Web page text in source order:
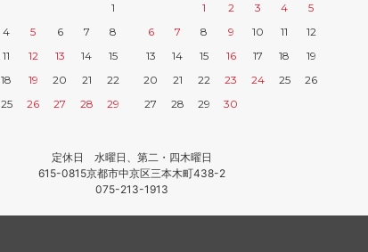
1
4 5 6 7
8
11 12 13 14
15
18 19 20 21
22
25 26 27 28
29
1
2 3 4
5
6
7 8 9 10 11
12
13
14 15 16 17 18
19
20
21 22 23 24 25
26
27
28 29 30
定休日 水曜日、第二・四木曜日
615-0815京都市中京区三本木町438-2
075-213-1913